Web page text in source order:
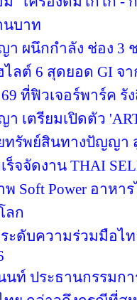
นบาท
ผนึกกำลัง ช่อง 3
ไลต์ 6 สุดยอด GI จ
ที่ฟิวเจอร์พาร์ค รั
เตรียมเปิดตัว
รัพย์สินทางปัญญา
จจัดงาน THAI
Soft Power อาหา
ลก
ดับความร่วมมือไท
ท์ ประธานกรรมก